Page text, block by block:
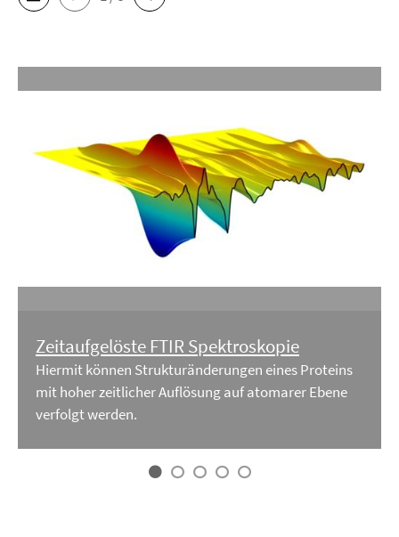
Zeitaufgelöste FTIR Spektroskopie
Hiermit können Strukturänderungen eines Proteins
mit hoher zeitlicher Auflösung auf atomarer Ebene
verfolgt werden.